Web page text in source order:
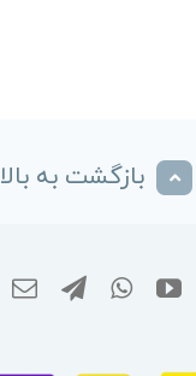
بازگشت به بالا